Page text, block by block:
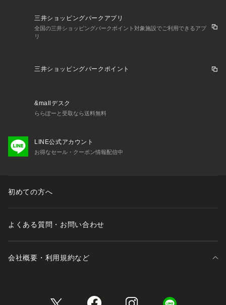
三井ショッピングパークアプリ
全国の三井ショッピングパークポイント対象施設でご利用できるアプ
リ
三井ショッピングパークポイント
&mallデスク
ららぽーと受取なら送料無料
LINE公式アカウント
お得なセール・クーポン情報配信中
初めての方へ
よくある質問・お問い合わせ
会社概要・利用規約など